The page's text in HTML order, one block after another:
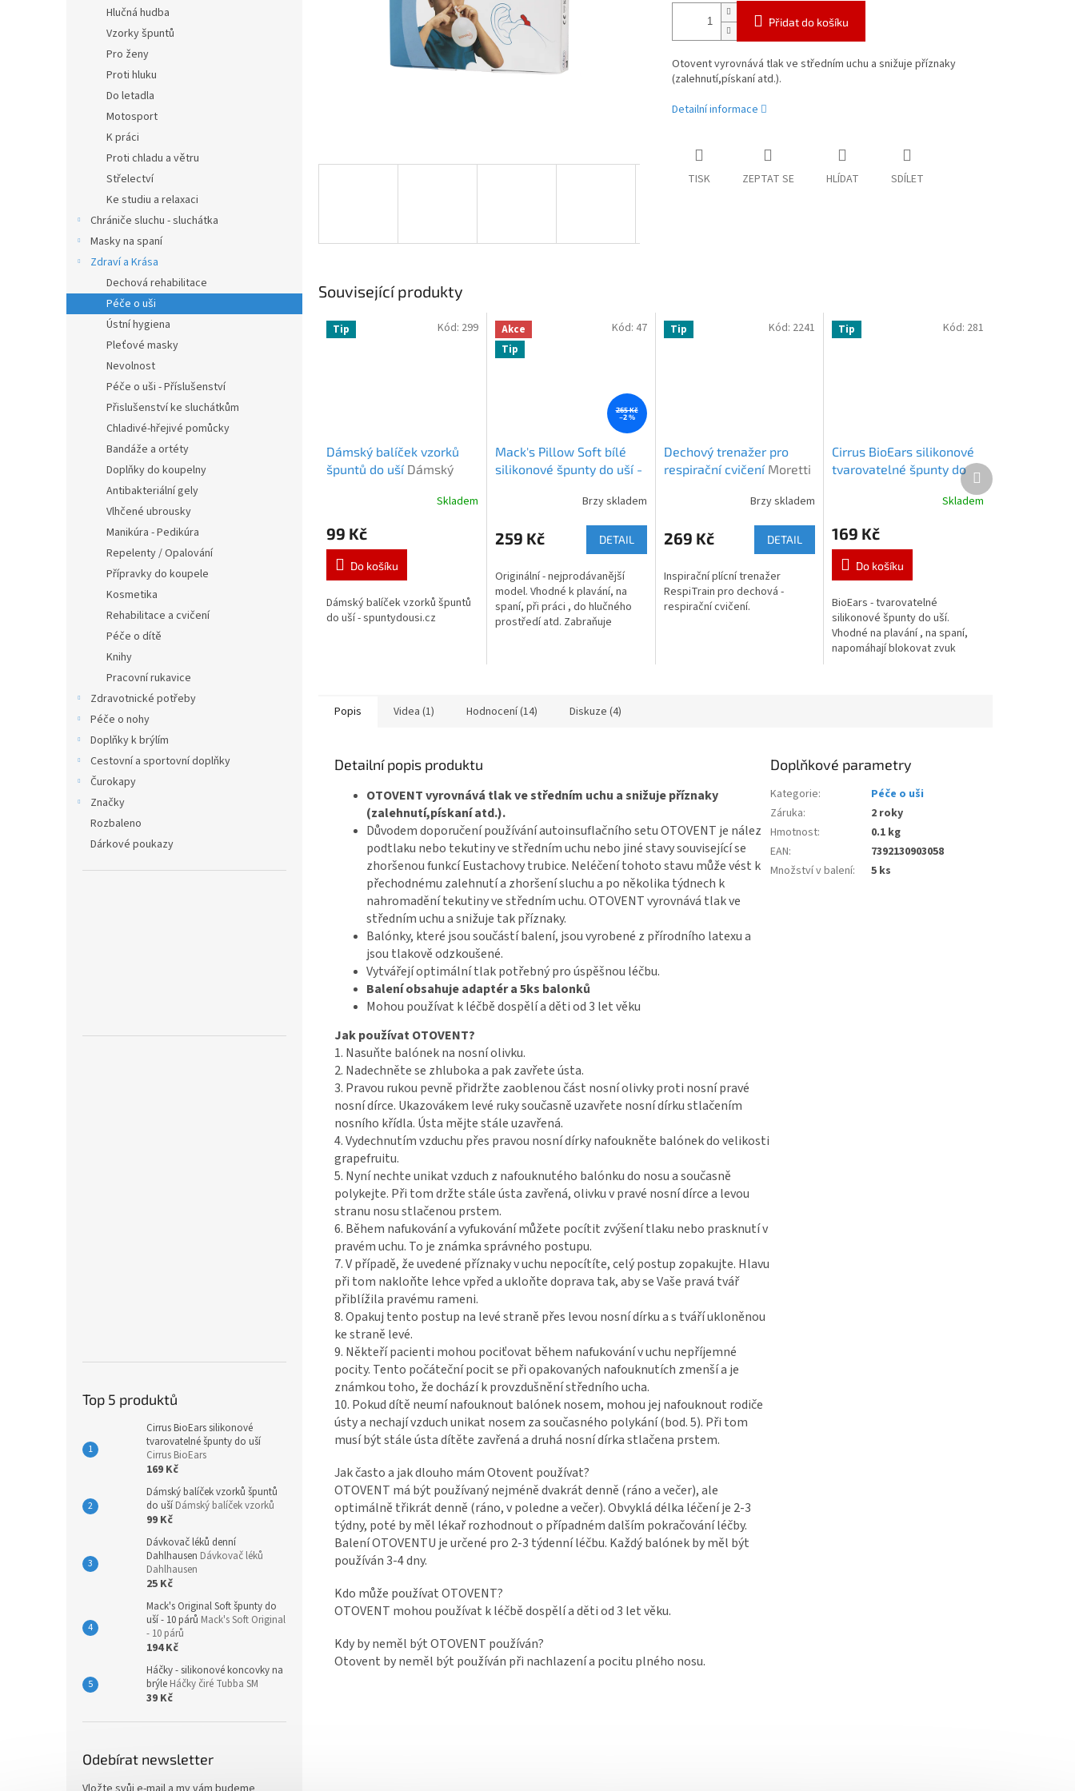
Hlučná hudba
Vzorky špuntů
Pro ženy
Proti hluku
Do letadla
Motosport
K práci
Proti chladu a větru
Střelectví
Ke studiu a relaxaci
Chrániče sluchu - sluchátka
Masky na spaní
Zdraví a Krása
Dechová rehabilitace
Péče o uši
Ústní hygiena
Pleťové masky
Nevolnost
Péče o uši - Příslušenství
Přislušenství ke sluchátkům
Chladivé-hřejivé pomůcky
Bandáže a ortéty
Doplňky do koupelny
Antibakteriální gely
Vlhčené ubrousky
Manikúra - Pedikúra
Repelenty / Opalování
Přípravky do koupele
Kosmetika
Rehabilitace a cvičení
Péče o dítě
Knihy
Pracovní rukavice
Zdravotnické potřeby
Péče o nohy
Doplňky k brýlím
Cestovní a sportovní doplňky
Čurokapy
Značky
Rozbaleno
Dárkové poukazy
Top 5 produktů
Cirrus BioEars silikonové
tvarovatelné špunty do uší
Cirrus BioEars
169 Kč
Dámský balíček vzorků špuntů
do uší Dámský balíček vzorků
99 Kč
Dávkovač léků denní
Dahlhausen Dávkovač léků
Dahlhausen
25 Kč
Mack's Original Soft špunty do
uší - 10 párů Mack's Soft Original
- 10 párů
194 Kč
Háčky - silikonové koncovky na
brýle Háčky čiré Tubba SM
39 Kč
Odebírat newsletter
Přidat do košíku
Otovent vyrovnává tlak ve středním uchu a snižuje příznaky
(zalehnutí,pískaní atd.).
Detailní informace
TISK ZEPTAT SE HLÍDAT SDÍLET
Související produkty
Tip
Dámský balíček vzorků
špuntů do uší Dámský
produktu
je
5,0
z
hvězdiček.
Skladem
99 Kč
Do košíku
Dámský balíček vzorků špuntů
do uší - spuntydousi.cz
Kód: 299
Akce
Tip
265 Kč
–2 %
Mack's Pillow Soft bílé
silikonové špunty do uší -
produktu
je
z
5
hvězdiček.
Brzy skladem
259 Kč DETAIL
Originální - nejprodávanější
model. Vhodné k plavání, na
spaní, při práci , do hlučného
prostředí atd. Zabraňuje
Kód: 47 Tip
Dechový trenažer pro
respirační cvičení Moretti
produktu
je
z
5
hvězdiček.
Brzy skladem
269 Kč DETAIL
Inspirační plícní trenažer
RespiTrain pro dechová -
respirační cvičení.
Kód: 2241 Tip
Cirrus BioEars silikonové
tvarovatelné špunty do
produktu
je
5,0
z
hvězdiček.
Skladem
169 Kč
Do košíku
BioEars - tvarovatelné
silikonové špunty do uší.
Vhodné na plavání , na spaní,
napomáhají blokovat zvuk
Kód: 281
Další
produkt
Popis Videa (1) Hodnocení (14) Diskuze (4)
Detailní popis produktu
OTOVENT vyrovnává tlak ve středním uchu a snižuje příznaky
(zalehnutí,pískaní atd.).
Důvodem doporučení používání autoinsuflačního setu OTOVENT je nález
podtlaku nebo tekutiny ve středním uchu nebo jiné stavy související se
zhoršenou funkcí Eustachovy trubice. Neléčení tohoto stavu může vést k
přechodnému zalehnutí a zhoršení sluchu a po několika týdnech k
nahromadění tekutiny ve středním uchu. OTOVENT vyrovnává tlak ve
středním uchu a snižuje tak příznaky.
Balónky, které jsou součástí balení, jsou vyrobené z přírodního latexu a
jsou tlakově odzkoušené.
Vytvářejí optimální tlak potřebný pro úspěšnou léčbu.
Balení obsahuje adaptér a 5ks balonků
Mohou používat k léčbě dospělí a děti od 3 let věku
Jak používat OTOVENT?
1. Nasuňte balónek na nosní olivku.
2. Nadechněte se zhluboka a pak zavřete ústa.
3. Pravou rukou pevně přidržte zaoblenou část nosní olivky proti nosní pravé
nosní dírce. Ukazovákem levé ruky současně uzavřete nosní dírku stlačením
nosního křídla. Ústa mějte stále uzavřená.
4. Vydechnutím vzduchu přes pravou nosní dírky nafoukněte balónek do velikosti
grapefruitu.
5. Nyní nechte unikat vzduch z nafouknutého balónku do nosu a současně
polykejte. Při tom držte stále ústa zavřená, olivku v pravé nosní dírce a levou
stranu nosu stlačenou prstem.
6. Během nafukování a vyfukování můžete pocítit zvýšení tlaku nebo prasknutí v
pravém uchu. To je známka správného postupu.
7. V případě, že uvedené příznaky v uchu nepocítíte, celý postup zopakujte. Hlavu
při tom nakloňte lehce vpřed a ukloňte doprava tak, aby se Vaše pravá tvář
přiblížila pravému rameni.
8. Opakuj tento postup na levé straně přes levou nosní dírku a s tváří ukloněnou
ke straně levé.
9. Někteří pacienti mohou pociťovat během nafukování v uchu nepříjemné
pocity. Tento počáteční pocit se při opakovaných nafouknutích zmenší a je
známkou toho, že dochází k provzdušnění středního ucha.
10. Pokud dítě neumí nafouknout balónek nosem, mohou jej nafouknout rodiče
ústy a nechají vzduch unikat nosem za současného polykání (bod. 5). Při tom
musí být stále ústa dítěte zavřená a druhá nosní dírka stlačena prstem.
Jak často a jak dlouho mám Otovent používat?
OTOVENT má být používaný nejméně dvakrát denně (ráno a večer), ale
optimálně třikrát denně (ráno, v poledne a večer). Obvyklá délka léčení je 2-3
týdny, poté by měl lékař rozhodnout o případném dalším pokračování léčby.
Balení OTOVENTU je určené pro 2-3 týdenní léčbu. Každý balónek by měl být
používán 3-4 dny.
Kdo může používat OTOVENT?
OTOVENT mohou používat k léčbě dospělí a děti od 3 let věku.
Kdy by neměl být OTOVENT používán?
Otovent by neměl být používán při nachlazení a pocitu plného nosu.
Doplňkové parametry
Kategorie:
Péče o uši
Záruka:
2 roky
Hmotnost:
0.1 kg
EAN:
7392130903058
Množství v balení: 5 ks